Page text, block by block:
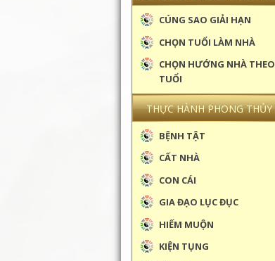
CÚNG SAO GIẢI HẠN
CHỌN TUỔI LÀM NHÀ
CHỌN HƯỚNG NHÀ THEO
TUỔI
THỰC HÀNH PHONG THỦY
BỆNH TẬT
CẤT NHÀ
CON CÁI
GIA ĐẠO LỤC ĐỤC
HIẾM MUỘN
KIỆN TỤNG